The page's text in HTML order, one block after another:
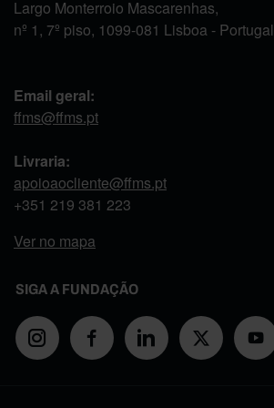
Largo Monterroio Mascarenhas,
nº 1, 7º piso, 1099-081 Lisboa - Portugal
Email geral:
ffms@ffms.pt
Livraria:
apoioaocliente@ffms.pt
+351 219 381 223
Ver no mapa
SIGA A FUNDAÇÃO